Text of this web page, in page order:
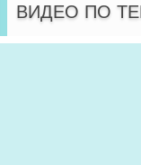
ВИДЕО ПО